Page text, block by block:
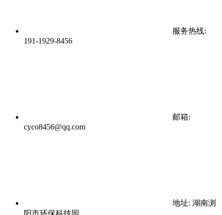
服务热线:
191-1929-8456
邮箱:
cyco8456@qq.com
地址: 湖南浏
阳市环保科技园